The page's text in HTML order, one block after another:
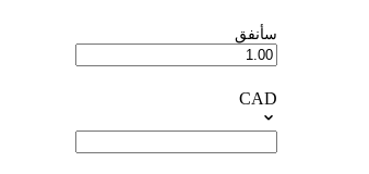
سأنفق
CAD